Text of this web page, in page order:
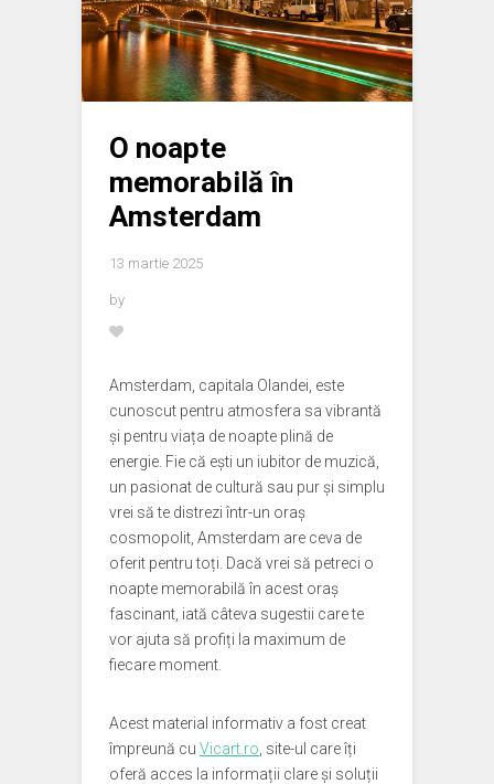
O noapte
memorabilă în
Amsterdam
13 martie 2025
by
Amsterdam, capitala Olandei, este
cunoscut pentru atmosfera sa vibrantă
și pentru viața de noapte plină de
energie. Fie că ești un iubitor de muzică,
un pasionat de cultură sau pur și simplu
vrei să te distrezi într-un oraș
cosmopolit, Amsterdam are ceva de
oferit pentru toți. Dacă vrei să petreci o
noapte memorabilă în acest oraș
fascinant, iată câteva sugestii care te
vor ajuta să profiți la maximum de
fiecare moment.
Acest material informativ a fost creat
împreună cu Vicart.ro , site-ul care îți
oferă acces la informații clare și soluții